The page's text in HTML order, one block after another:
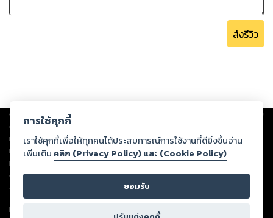
ส่งรีวิว
Copyright © 2026
ต่อผลงานหรือเนื้อหาใดที่อัปโหลดผ่านเว็บไซต์และปรากฏว่าละเมิดสิทธิใน
ทรัพย์สินทางปัญญาของบุคคลอื่นหรือขัดต่อกฎหมายและศีลธรรม ดังนั้น ผู้อ่าน
ทุกท่านโปรดใช้วิจารณญาณในการกลั่นกรองด้วยตนเอง และหากท่านพบว่าส่วน
หนึ่งส่วนใดขัดต่อกฎหมายและศีลธรรม กรุณาแจ้งมายังบริษัท เพื่อทีมงานจะได้
ดำเนินการในทันที ทั้งนี้ ทางสตอรี่ล็อกขอสงวนลิขสิทธิ์ตามพระราชบัญญัติ
ลิขสิทธิ์ พ.ศ. 2537 (ฉบับล่าสุด)
For support: member@ookbee.com
การใช้คุกกี้
เราใช้คุกกี้เพื่อให้ทุกคนได้ประสบการณ์การใช้งานที่ดียิ่งขึ้นอ่าน
เพิ่มเติม คลิก (Privacy Policy) และ (Cookie Policy)
ยอมรับ